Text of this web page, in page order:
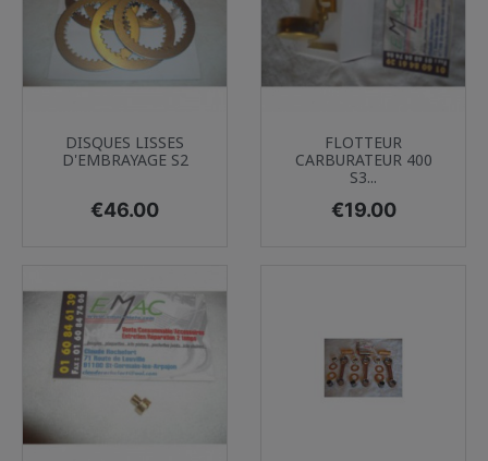
DISQUES LISSES
D'EMBRAYAGE S2
Price
€46.00
FLOTTEUR
CARBURATEUR 400
S3...
Price
€19.00